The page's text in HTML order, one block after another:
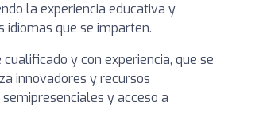
la experiencia educativa y
que se imparten.
y con experiencia, que se
innovadores y recursos
y acceso a